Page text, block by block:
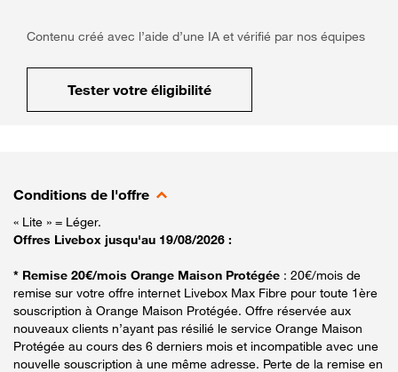
Contenu créé avec l’aide d’une IA et vérifié par nos équipes
Tester votre éligibilité
Conditions de l'offre
« Lite » = Léger.
Offres Livebox jusqu'au 19/08/2026 :
* Remise 20€/mois Orange Maison Protégée : 20€/mois de
remise sur votre offre internet Livebox Max Fibre pour toute 1ère
souscription à Orange Maison Protégée. Offre réservée aux
nouveaux clients n’ayant pas résilié le service Orange Maison
Protégée au cours des 6 derniers mois et incompatible avec une
nouvelle souscription à une même adresse. Perte de la remise en